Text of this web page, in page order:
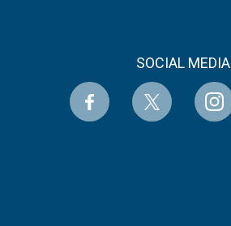
SOCIAL MEDIA